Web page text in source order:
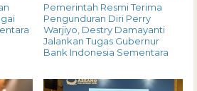
Pemerintah Resmi Terima
Pengunduran Diri Perry
Warjiyo, Destry Damayanti
Jalankan Tugas Gubernur
Bank Indonesia Sementara